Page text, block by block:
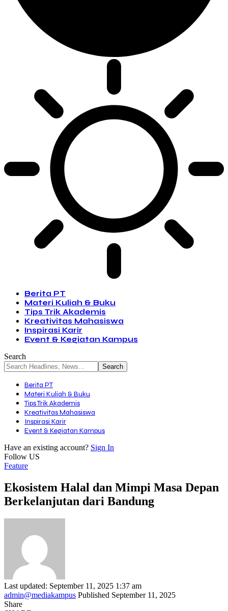
Berita PT
Materi Kuliah & Buku
Tips Trik Akademis
Kreativitas Mahasiswa
Inspirasi Karir
Event & Kegiatan Kampus
Search
Berita PT
Materi Kuliah & Buku
Tips Trik Akademis
Kreativitas Mahasiswa
Inspirasi Karir
Event & Kegiatan Kampus
Have an existing account? Sign In
Follow US
Feature
Ekosistem Halal dan Mimpi Masa Depan
Berkelanjutan dari Bandung
Last updated: September 11, 2025 1:37 am
admin@mediakampus Published September 11, 2025
Share